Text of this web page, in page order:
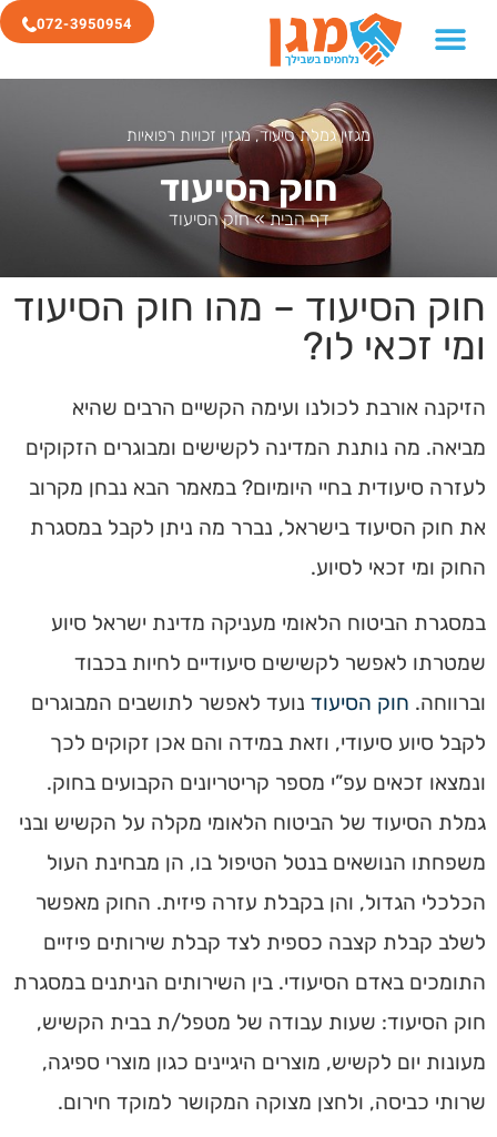
072-3950954
מגזין גמלת סיעוד,מגזין זכויות רפואיות
חוק הסיעוד
דף הבית»חוק הסיעוד
חוק הסיעוד – מהו חוק הסיעוד
ומי זכאי לו?
הזיקנה אורבת לכולנו ועימה הקשיים הרבים שהיא
מביאה. מה נותנת המדינה לקשישים ומבוגרים הזקוקים
לעזרה סיעודית בחיי היומיום? במאמר הבא נבחן מקרוב
את חוק הסיעוד בישראל, נברר מה ניתן לקבל במסגרת
החוק ומי זכאי לסיוע.
במסגרת הביטוח הלאומי מעניקה מדינת ישראל סיוע
שמטרתו לאפשר לקשישים סיעודיים לחיות בכבוד
וברווחה. חוק הסיעוד נועד לאפשר לתושבים המבוגרים
לקבל סיוע סיעודי, וזאת במידה והם אכן זקוקים לכך
ונמצאו זכאים עפ”י מספר קריטריונים הקבועים בחוק.
גמלת הסיעוד של הביטוח הלאומי מקלה על הקשיש ובני
משפחתו הנושאים בנטל הטיפול בו, הן מבחינת העול
הכלכלי הגדול, והן בקבלת עזרה פיזית. החוק מאפשר
לשלב קבלת קצבה כספית לצד קבלת שירותים פיזיים
התומכים באדם הסיעודי. בין השירותים הניתנים במסגרת
חוק הסיעוד: שעות עבודה של מטפל/ת בבית הקשיש,
מעונות יום לקשיש, מוצרים היגיינים כגון מוצרי ספיגה,
שרותי כביסה, ולחצן מצוקה המקושר למוקד חירום.